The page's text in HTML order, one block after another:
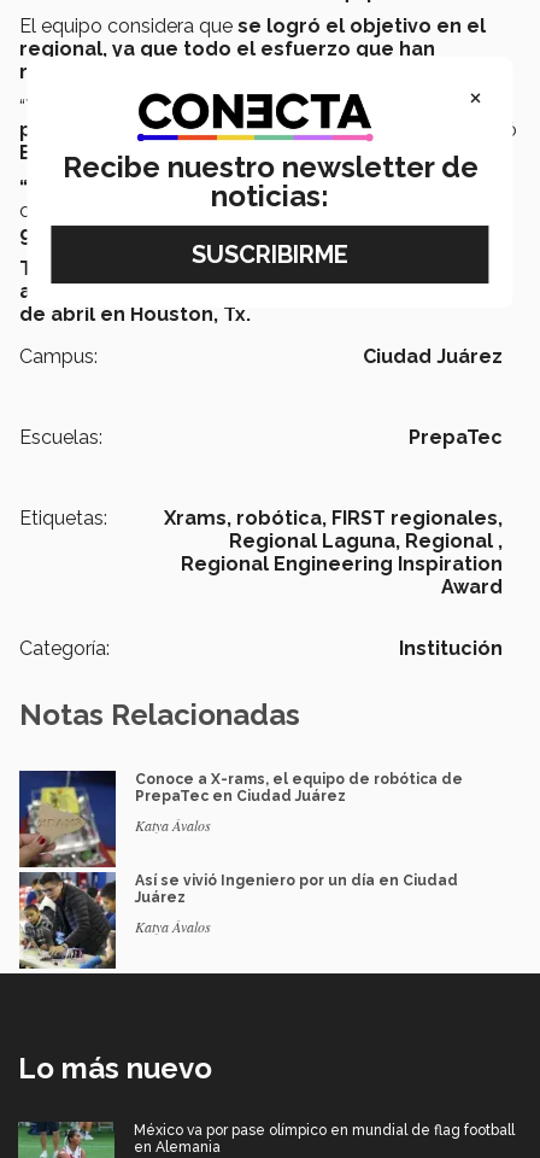
El equipo considera que se logró el objetivo en el
regional, ya que todo el esfuerzo que han
realizado rindió frutos.
“Yo creo que esta temporada se define en
problema a la vez’y‘una partida a la vez’
”, comentó
Erwin Cázares, capitán de mecánica, a CONECTA.
“Es un honor haber sido capitán por dos años
consecutivos; sé que
‘X-rams’ está destinado a
grandes resultados”, agregó.
Todos los integrantes de “X-rams”,
arduamente para el mundial que será del 17 al 20
de abril en Houston, Tx.
Campus:
Ciudad Juárez
Escuelas: PrepaTec
Etiquetas: Xrams, robótica, FIRST regionales,
Regional Laguna, Regional ,
Regional Engineering Inspiration
Award
Categoría: Institución
Notas Relacionadas
Conoce a X-rams, el equipo de robótica de
PrepaTec en Ciudad Juárez
Katya Ávalos
Así se vivió Ingeniero por un día en Ciudad
Juárez
Katya Ávalos
Lo más nuevo
México va por pase olímpico en mundial de flag football
en Alemania
×
Recibe nuestro newsletter de
noticias: